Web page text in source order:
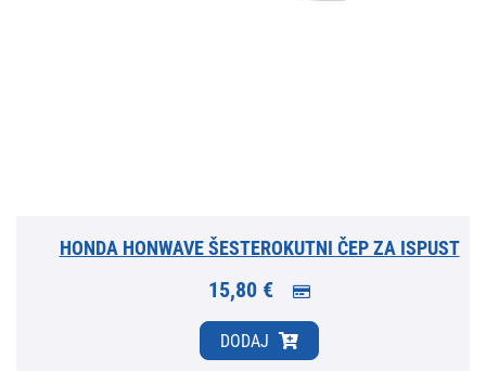
HONDA HONWAVE ŠESTEROKUTNI ČEP ZA ISPUST
15,80 €
DODAJ